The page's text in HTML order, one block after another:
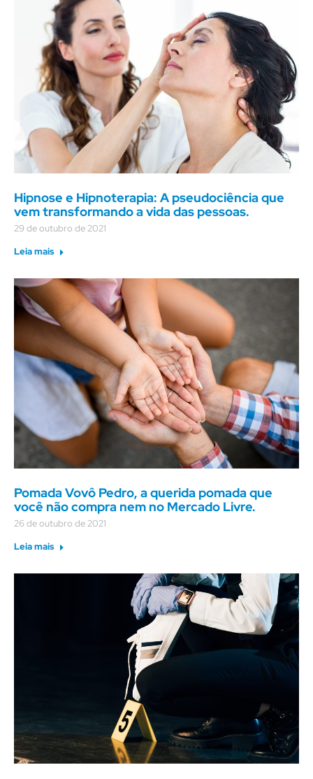
Hipnose e Hipnoterapia: A pseudociência que
vem transformando a vida das pessoas.
29 de outubro de 2021
Leia mais
Pomada Vovô Pedro, a querida pomada que
você não compra nem no Mercado Livre.
26 de outubro de 2021
Leia mais